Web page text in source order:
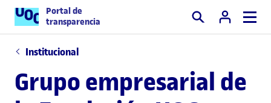
Portal de
transparencia
Buscar
Institucional
Grupo empresarial de